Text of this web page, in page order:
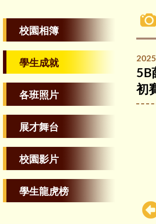
校園相簿
學生成就
各班照片
展才舞台
校園影片
學生龍虎榜
5B
初